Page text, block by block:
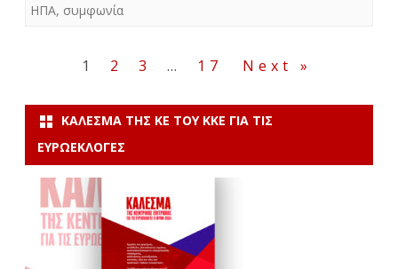
ΗΠΑ, συμφωνία
Σελιδοποίηση
1 2 3 … 17 Next »
ΚΆΛΕΣΜΑ ΤΗΣ ΚΕ ΤΟΥ ΚΚΕ ΓΙΑ ΤΙΣ
ΕΥΡΩΕΚΛΟΓΈΣ